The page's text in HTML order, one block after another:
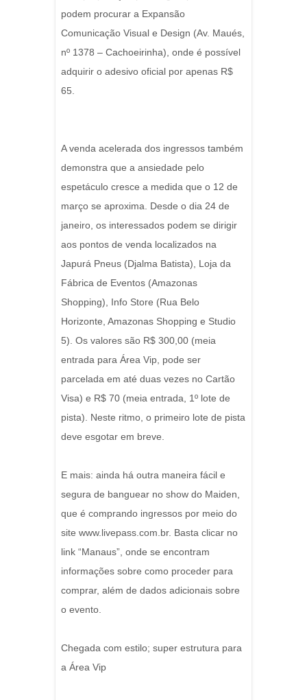
podem procurar a Expansão
Comunicação Visual e Design (Av. Maués,
nº 1378 – Cachoeirinha), onde é possível
adquirir o adesivo oficial por apenas R$
65.
A venda acelerada dos ingressos também
demonstra que a ansiedade pelo
espetáculo cresce a medida que o 12 de
março se aproxima. Desde o dia 24 de
janeiro, os interessados podem se dirigir
aos pontos de venda localizados na
Japurá Pneus (Djalma Batista), Loja da
Fábrica de Eventos (Amazonas
Shopping), Info Store (Rua Belo
Horizonte, Amazonas Shopping e Studio
5). Os valores são R$ 300,00 (meia
entrada para Área Vip, pode ser
parcelada em até duas vezes no Cartão
Visa) e R$ 70 (meia entrada, 1º lote de
pista). Neste ritmo, o primeiro lote de pista
deve esgotar em breve.
E mais: ainda há outra maneira fácil e
segura de banguear no show do Maiden,
que é comprando ingressos por meio do
site www.livepass.com.br. Basta clicar no
link “Manaus”, onde se encontram
informações sobre como proceder para
comprar, além de dados adicionais sobre
o evento.
Chegada com estilo; super estrutura para
a Área Vip